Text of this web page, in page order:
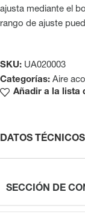
ajusta mediante el
rango de ajuste
SKU: UA020003
Categorías: Aire
Añadir a la lista
DATOS TÉCNICOS
SECCIÓN DE